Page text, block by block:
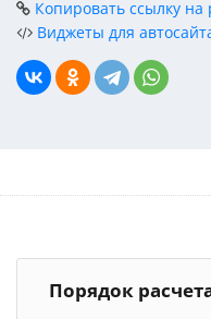
Копировать ссылку на
Виджеты для
Порядок